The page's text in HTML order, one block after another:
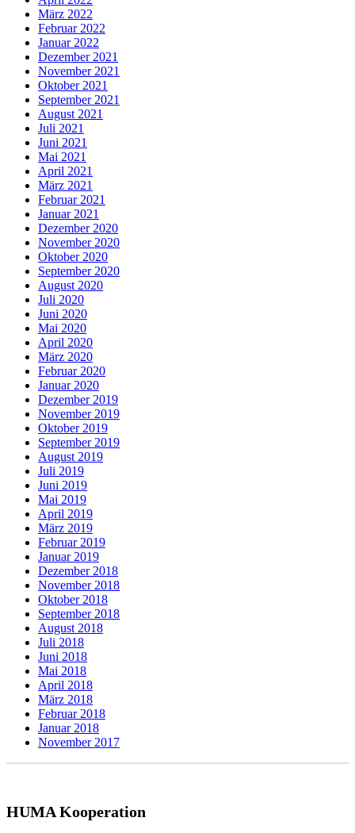
März 2022
Februar 2022
Januar 2022
Dezember 2021
November 2021
Oktober 2021
September 2021
August 2021
Juli 2021
Juni 2021
Mai 2021
April 2021
März 2021
Februar 2021
Januar 2021
Dezember 2020
November 2020
Oktober 2020
September 2020
August 2020
Juli 2020
Juni 2020
Mai 2020
April 2020
März 2020
Februar 2020
Januar 2020
Dezember 2019
November 2019
Oktober 2019
September 2019
August 2019
Juli 2019
Juni 2019
Mai 2019
April 2019
März 2019
Februar 2019
Januar 2019
Dezember 2018
November 2018
Oktober 2018
September 2018
August 2018
Juli 2018
Juni 2018
Mai 2018
April 2018
März 2018
Februar 2018
Januar 2018
November 2017
HUMA Kooperation